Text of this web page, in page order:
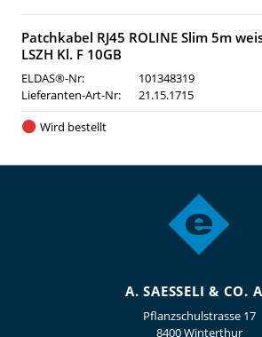
Patchkabel RJ45 ROLINE Slim 5m
LSZH Kl. F 10GB
ELDAS®-Nr:
101348319
Lieferanten-Art-Nr:
21.15.1715
Wird bestellt
A. SAESSELI & CO.
Pflanzschulstrasse 17
8400 Winterthur